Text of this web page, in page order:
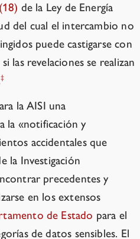
de la Ley de Energía
del cual el intercambio no
puede castigarse con
las revelaciones se realizan
‡
la AISI una
la «notificación y
accidentales que
la Investigación
precedentes y
en los extensos
de Estado para el
de datos sensibles. El